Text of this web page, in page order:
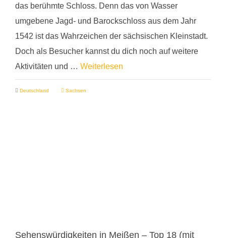
das berühmte Schloss. Denn das von Wasser
umgebene Jagd- und Barockschloss aus dem Jahr
1542 ist das Wahrzeichen der sächsischen Kleinstadt.
Doch als Besucher kannst du dich noch auf weitere
Aktivitäten und … Weiterlesen
Deutschland Sachsen
Sehenswürdigkeiten in Meißen – Top 18 (mit